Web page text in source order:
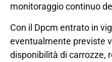
monitoraggio continuo
Con il Dpcm entrato in
eventualmente previste
disponibilità di carrozze,